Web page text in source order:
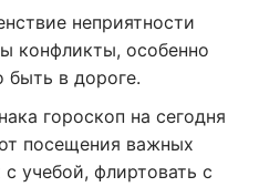
неприятности
конфликты, особенно
в дороге.
гороскоп на сегодня
посещения важных
учебой, флиртовать с